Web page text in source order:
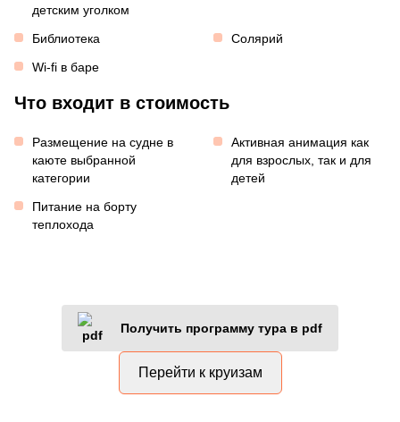
детским уголком
Библиотека
Солярий
Wi-fi в баре
Что входит в стоимость
Размещение на судне в
каюте выбранной
категории
Активная анимация как
для взрослых, так и для
детей
Питание на борту
теплохода
Получить программу тура в pdf
Перейти к круизам